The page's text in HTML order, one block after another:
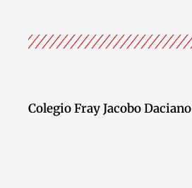
Colegio Fray Jacobo Daciano